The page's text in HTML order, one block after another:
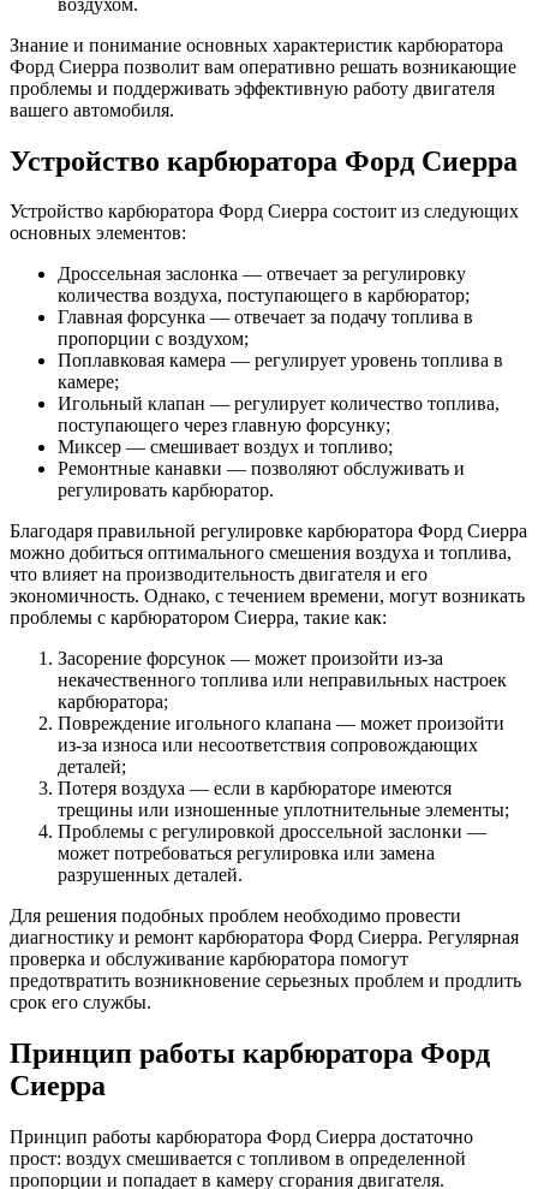
Знание и понимание основных характеристик карбюратора
Форд Сиерра позволит вам оперативно решать возникающие
проблемы и поддерживать эффективную работу двигателя
вашего автомобиля.
Устройство карбюратора Форд Сиерра
Устройство карбюратора Форд Сиерра состоит из следующих
основных элементов:
Дроссельная заслонка — отвечает за регулировку
количества воздуха, поступающего в карбюратор;
Главная форсунка — отвечает за подачу топлива в
пропорции с воздухом;
Поплавковая камера — регулирует уровень топлива в
камере;
Игольный клапан — регулирует количество топлива,
поступающего через главную форсунку;
Миксер — смешивает воздух и топливо;
Ремонтные канавки — позволяют обслуживать и
регулировать карбюратор.
Благодаря правильной регулировке карбюратора Форд Сиерра
можно добиться оптимального смешения воздуха и топлива,
что влияет на производительность двигателя и его
экономичность. Однако, с течением времени, могут возникать
проблемы с карбюратором Сиерра, такие как:
Засорение форсунок — может произойти из-за
некачественного топлива или неправильных настроек
карбюратора;
Повреждение игольного клапана — может произойти
из-за износа или несоответствия сопровождающих
деталей;
Потеря воздуха — если в карбюраторе имеются
трещины или изношенные уплотнительные элементы;
Проблемы с регулировкой дроссельной заслонки —
может потребоваться регулировка или замена
разрушенных деталей.
Для решения подобных проблем необходимо провести
диагностику и ремонт карбюратора Форд Сиерра. Регулярная
проверка и обслуживание карбюратора помогут
предотвратить возникновение серьезных проблем и продлить
срок его службы.
Принцип работы карбюратора Форд
Сиерра
Принцип работы карбюратора Форд Сиерра достаточно
прост: воздух смешивается с топливом в определенной
пропорции и попадает в камеру сгорания двигателя.